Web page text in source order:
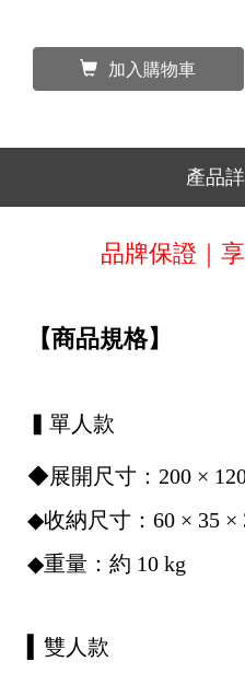
加入購物車
產品
品牌保證｜
【商品規格】
▍單人款
◆展開尺寸：200 ×
◆收納尺寸：60 × 35 ×
◆重量：約 10 kg
▍雙人款